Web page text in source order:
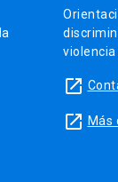
violencia
launch
launch Más